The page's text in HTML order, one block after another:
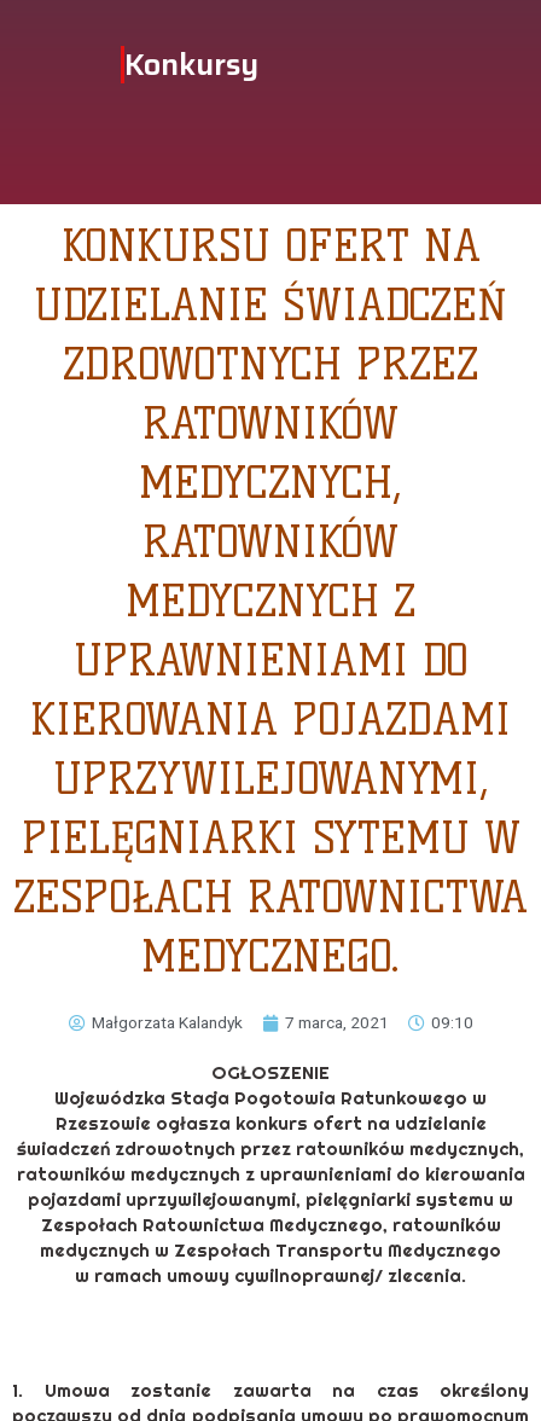
Konkursy
KONKURSU OFERT NA
UDZIELANIE ŚWIADCZEŃ
ZDROWOTNYCH PRZEZ
RATOWNIKÓW
MEDYCZNYCH,
RATOWNIKÓW
MEDYCZNYCH Z
UPRAWNIENIAMI DO
KIEROWANIA POJAZDAMI
UPRZYWILEJOWANYMI,
PIELĘGNIARKI SYTEMU W
ZESPOŁACH RATOWNICTWA
MEDYCZNEGO.
Małgorzata Kalandyk 7 marca, 2021 09:10
OGŁOSZENIE
Wojewódzka Stacja Pogotowia Ratunkowego w
Rzeszowie ogłasza konkurs ofert na udzielanie
świadczeń zdrowotnych przez ratowników medycznych,
ratowników medycznych z uprawnieniami do kierowania
pojazdami uprzywilejowanymi, pielęgniarki systemu w
Zespołach Ratownictwa Medycznego, ratowników
medycznych w Zespołach Transportu Medycznego
w ramach umowy cywilnoprawnej/ zlecenia.
1. Umowa zostanie zawarta na czas określony
począwszy od dnia podpisania umowy po prawomocnym